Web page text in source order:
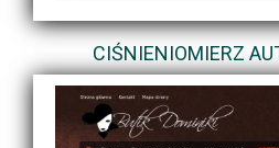
CIŚNIENIOMIERZ